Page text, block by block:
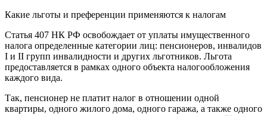
Какие льготы и преференции применяются к налогам
Статья 407 НК РФ освобождает от уплаты имущественного
налога определенные категории лиц: пенсионеров, инвалидов
I и II групп инвалидности и других льготников. Льгота
предоставляется в рамках одного объекта налогообложения
каждого вида.
Так, пенсионер не платит налог в отношении одной
квартиры, одного жилого дома, одного гаража, а также одного